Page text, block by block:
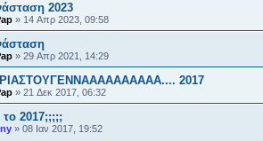
2023
» 14 Απρ 2023, 09:58
» 29 Απρ 2021, 14:29
2017
» 21 Δεκ 2017, 06:32
το 2017;;;;;
» 08 Ιαν 2017, 19:52